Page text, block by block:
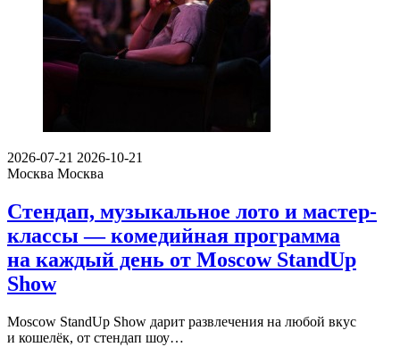
2026-07-21 2026-10-21
Москва Москва
Стендап, музыкальное лото и мастер-
классы — комедийная программа
на каждый день от Moscow StandUp
Show
Moscow StandUp Show дарит развлечения на любой вкус
и кошелёк, от стендап шоу…